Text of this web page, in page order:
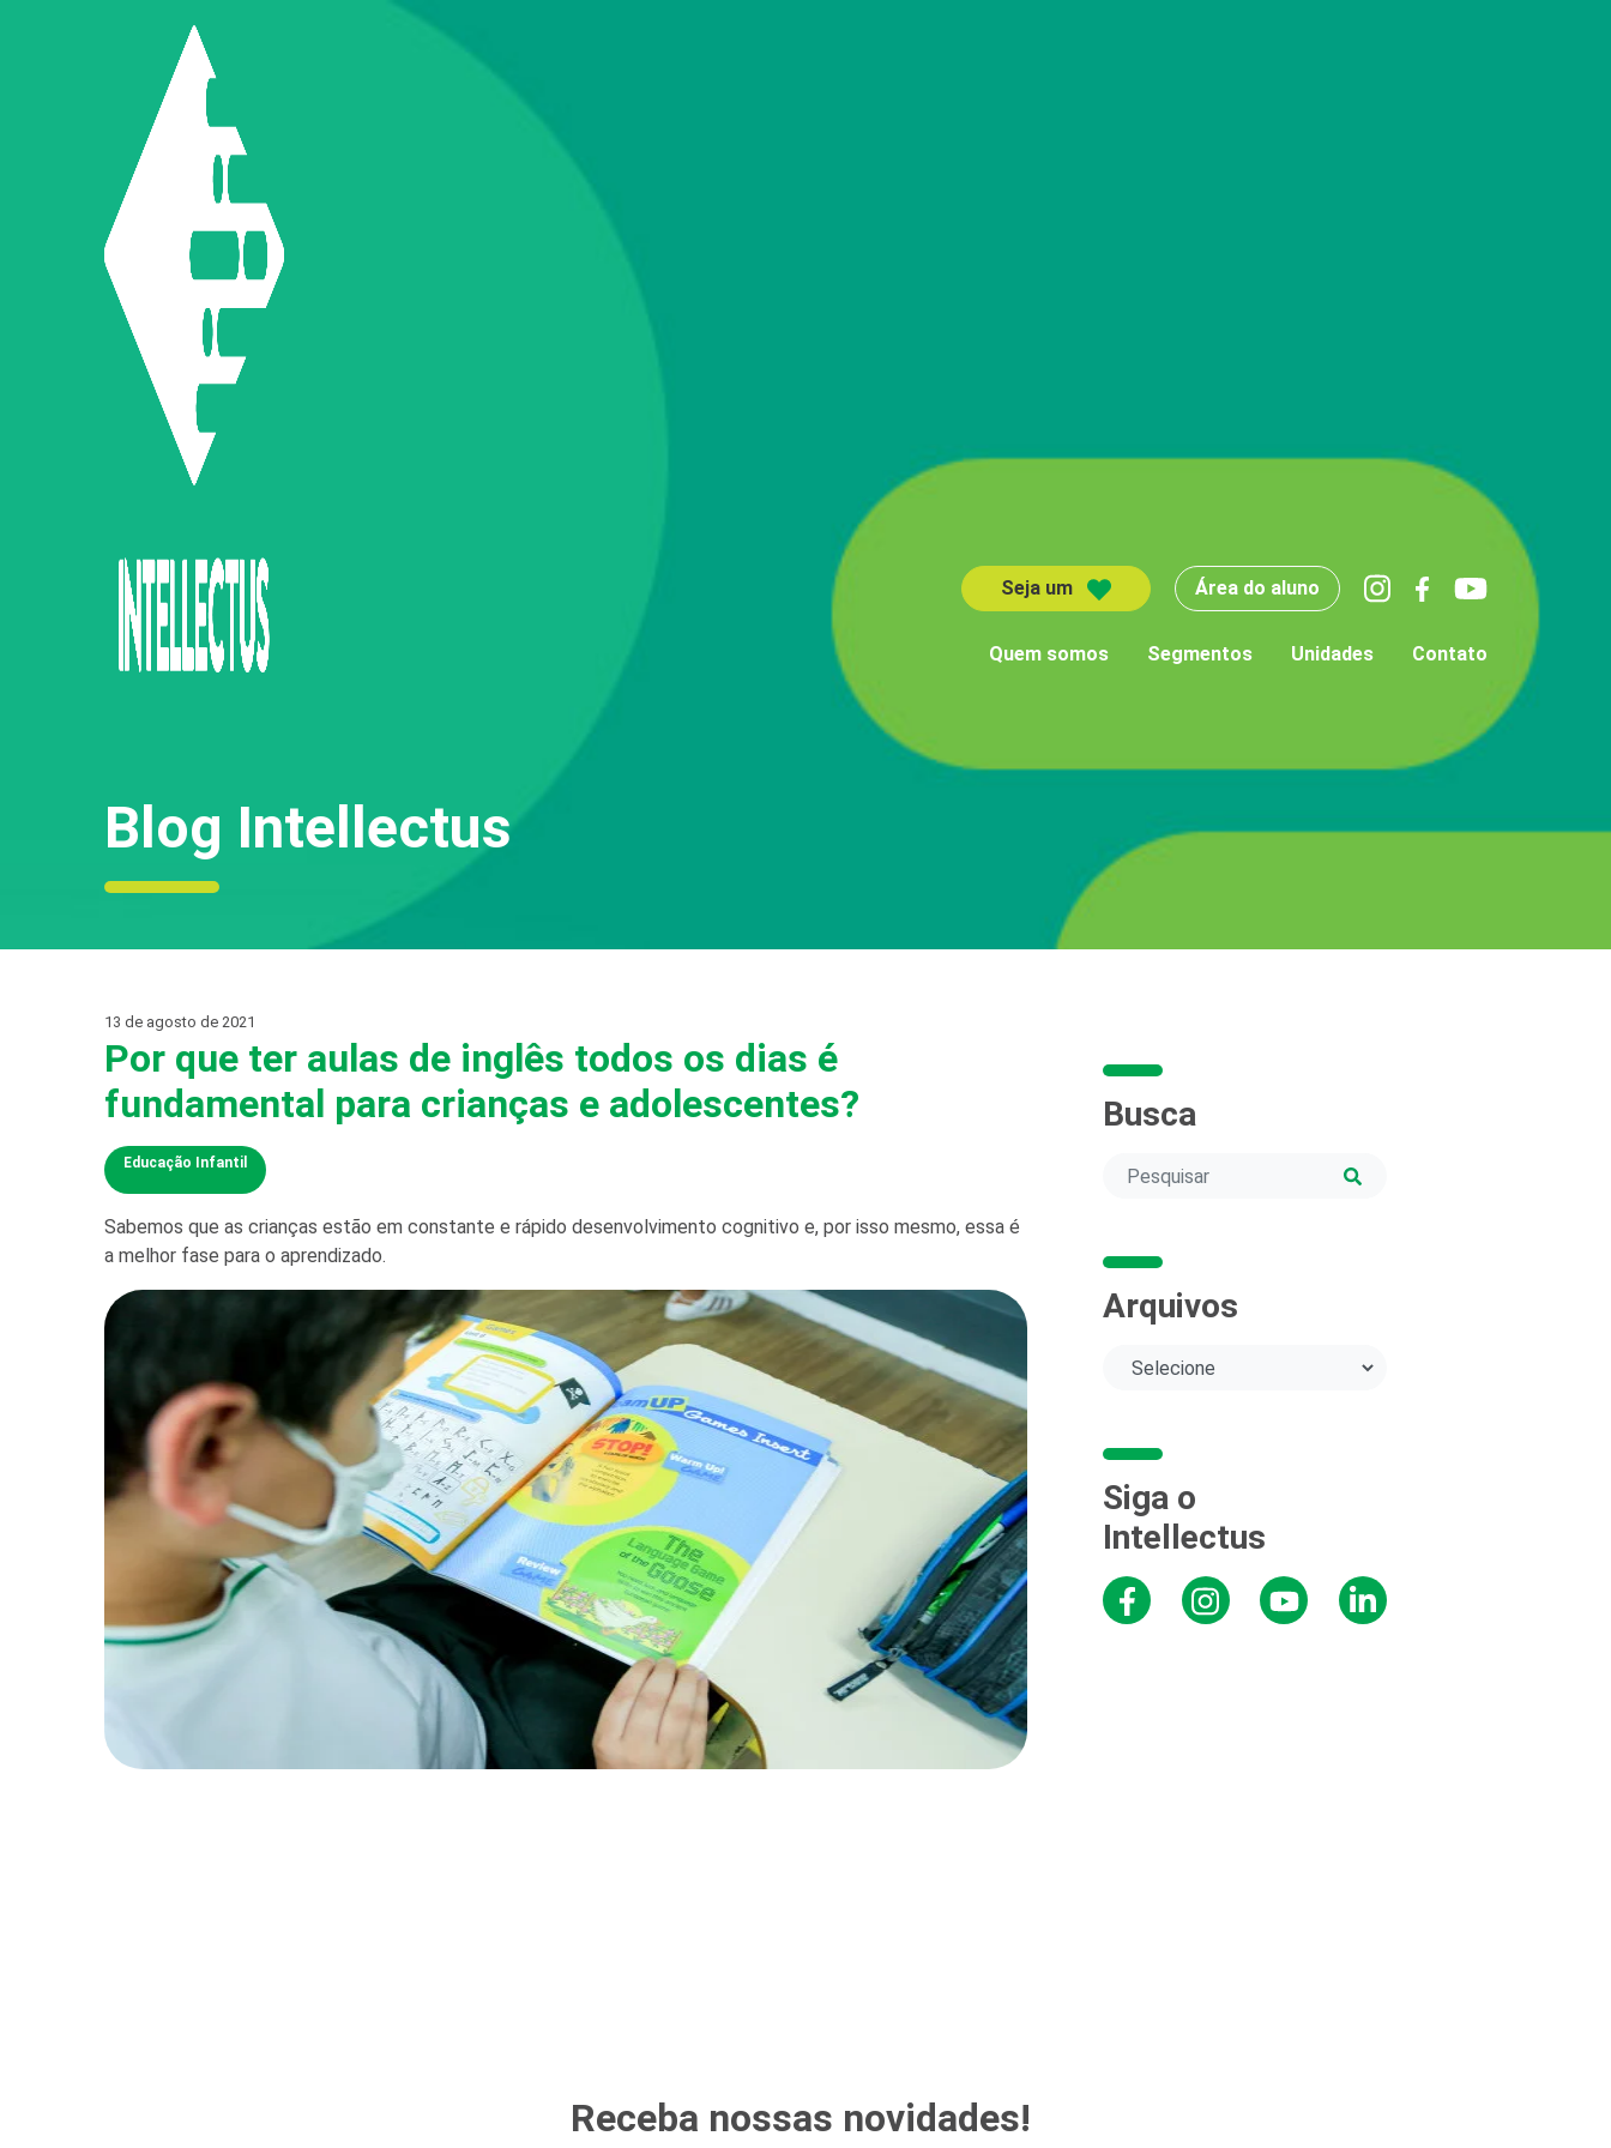
Seja um Área do aluno
Quem somos Segmentos Unidades Contato
Blog Intellectus
13 de agosto de 2021
Por que ter aulas de inglês todos os dias é
fundamental para crianças e adolescentes?
Educação Infantil
Sabemos que as crianças estão em constante e rápido desenvolvimento cognitivo e, por isso mesmo, essa é
a melhor fase para o aprendizado.
Busca
Arquivos
Siga o
Intellectus
Receba nossas novidades!